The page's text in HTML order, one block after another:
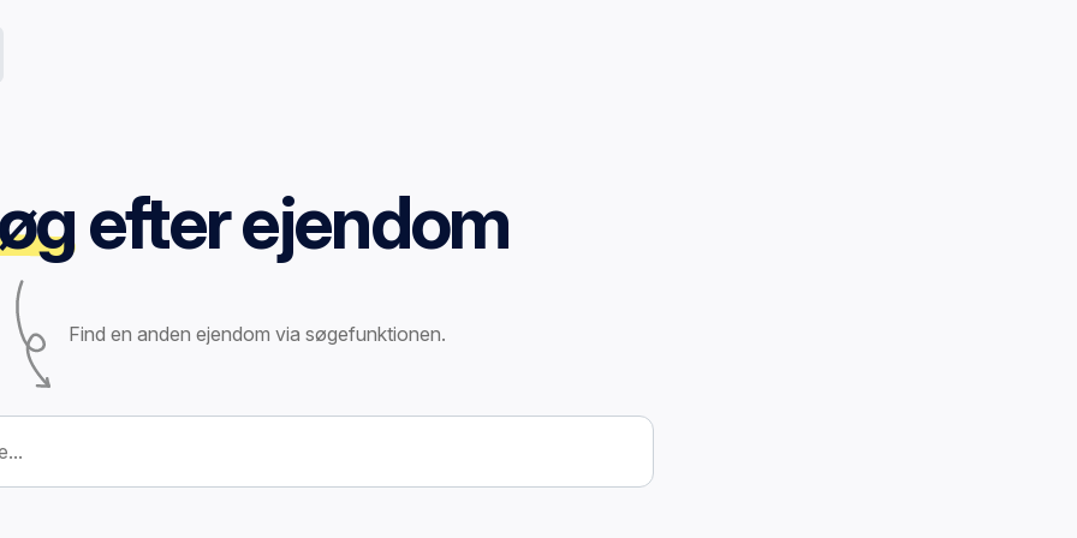
efter ejendom
Find en anden ejendom via søgefunktionen.